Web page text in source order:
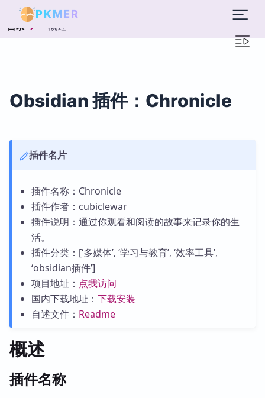
PKMER
目录 概述
Obsidian 插件：Chronicle
插件名片
插件名称：Chronicle
插件作者：cubiclewar
插件说明：通过你观看和阅读的故事来记录你的生
活。
插件分类：[‘多媒体’, ‘学习与教育’, ‘效率工具’,
‘obsidian插件’]
项目地址： 点我访问
国内下载地址： 下载安装
自述文件： Readme
概述
插件名称